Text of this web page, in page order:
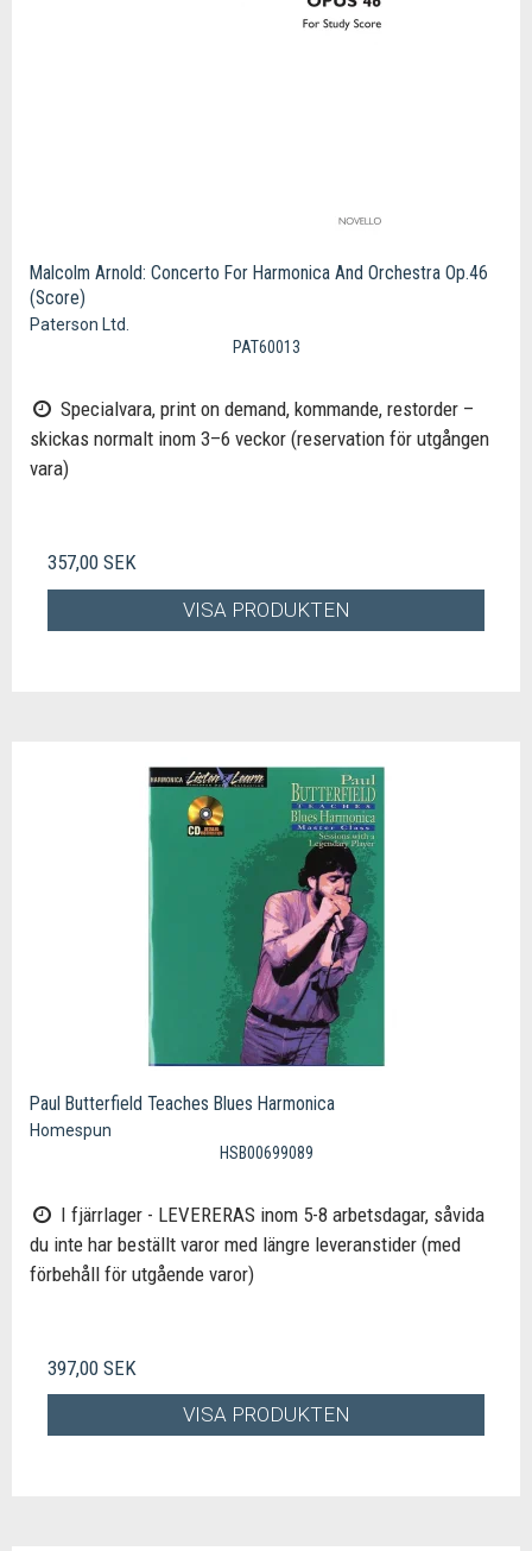
Malcolm Arnold: Concerto For Harmonica And Orchestra Op.46
(Score)
Paterson Ltd.
PAT60013
Specialvara, print on demand, kommande, restorder –
skickas normalt inom 3–6 veckor (reservation för utgången
vara)
357,00 SEK
VISA PRODUKTEN
Paul Butterfield Teaches Blues Harmonica
Homespun
HSB00699089
I fjärrlager - LEVERERAS inom 5-8 arbetsdagar, såvida
du inte har beställt varor med längre leveranstider (med
förbehåll för utgående varor)
397,00 SEK
VISA PRODUKTEN